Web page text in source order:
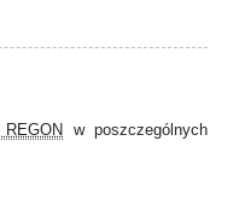
w poszczególnych